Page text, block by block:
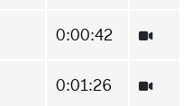
0:00:42
0:01:26